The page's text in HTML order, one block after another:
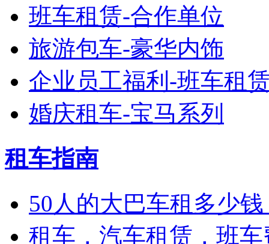
班车租赁-合作单位
旅游包车-豪华内饰
企业员工福利-班车租
婚庆租车-宝马系列
租车指南
50人的大巴车租多少
租车，汽车租赁，班